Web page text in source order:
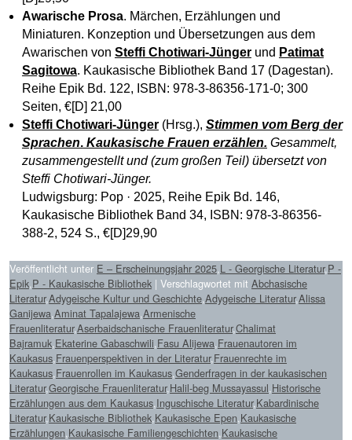
Awarische Prosa. Märchen, Erzählungen und
Miniaturen. Konzeption und Übersetzungen aus dem
Awarischen von Steffi Chotiwari-Jüngerund Patimat
Sagitowa. Kaukasische Bibliothek Band 17 (Dagestan).
Reihe Epik Bd. 122, ISBN: 978-3-86356-171-0; 300
Seiten, €[D] 21,00
Steffi Chotiwari-Jünger(Hrsg.), Stimmen vom Berg der
Sprachen.Kaukasische Frauen erzählen. Gesammelt,
zusammengestellt und (zum großen Teil) übersetzt von
Steffi Chotiwari-Jünger.
Ludwigsburg: Pop · 2025, Reihe Epik Bd. 146,
Kaukasische Bibliothek Band 34, ISBN: 978-3-86356-
388-2, 524 S., €[D]29,90
Veröffentlicht unter E – Erscheinungsjahr 2025,L - Georgische Literatur,P -
Epik,P - Kaukasische Bibliothek | Verschlagwortet mit Abchasische
Literatur,Adygeische Kultur und Geschichte,Adygeische Literatur,Alissa
Ganijewa,Aminat Tapalajewa,Armenische
Frauenliteratur,Aserbaidschanische Frauenliteratur,Chalimat
Bajramuk,Ekaterine Gabaschwili,Fasu Alijewa,Frauenautoren im
Kaukasus,Frauenperspektiven in der Literatur,Frauenrechte im
Kaukasus,Frauenrollen im Kaukasus,Genderfragen in der kaukasischen
Literatur,Georgische Frauenliteratur,Halil-beg Mussayassul,Historische
Erzählungen aus dem Kaukasus,Inguschische Literatur,Kabardinische
Literatur,Kaukasische Bibliothek,Kaukasische Epen,Kaukasische
Erzählungen,Kaukasische Familiengeschichten,Kaukasische